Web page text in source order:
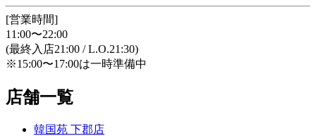
[営業時間]
11:00〜22:00
(最終入店21:00 / L.O.21:30)
※15:00〜17:00は一時準備中
店舗一覧
韓国苑 下郡店